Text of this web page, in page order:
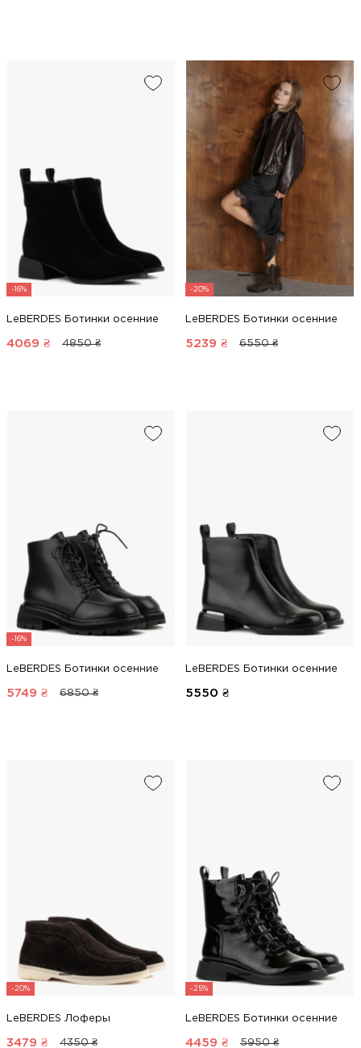
-16%
LeBERDES Ботинки осенние
4069 ₴ 4850 ₴
-20%
LeBERDES Ботинки осенние
5239 ₴ 6550 ₴
-16%
LeBERDES Ботинки осенние
5749 ₴ 6850 ₴
LeBERDES Ботинки осенние
5550 ₴
-20%
LeBERDES Лоферы
3479 ₴ 4350 ₴
-25%
LeBERDES Ботинки осенние
4459 ₴ 5950 ₴